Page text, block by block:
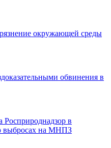
окружающей среды
обвинения в
Росприроднадзор в
выбросах на МНПЗ